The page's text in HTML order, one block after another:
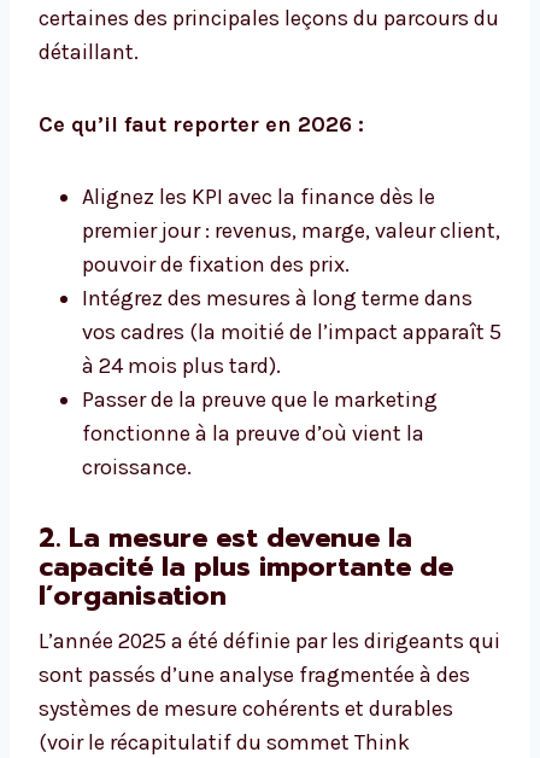
certaines des principales leçons du parcours du
détaillant.
Ce qu’il faut reporter en 2026 :
Alignez les KPI avec la finance dès le
premier jour : revenus, marge, valeur client,
pouvoir de fixation des prix.
Intégrez des mesures à long terme dans
vos cadres (la moitié de l’impact apparaît 5
à 24 mois plus tard).
Passer de la preuve que le marketing
fonctionne à la preuve d’où vient la
croissance.
2. La mesure est devenue la
capacité la plus importante de
l’organisation
L’année 2025 a été définie par les dirigeants qui
sont passés d’une analyse fragmentée à des
systèmes de mesure cohérents et durables
(voir le récapitulatif du sommet Think